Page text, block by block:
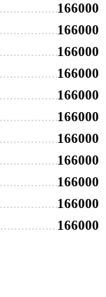
166000
166000
166000
166000
166000
166000
166000
166000
166000
166000
166000